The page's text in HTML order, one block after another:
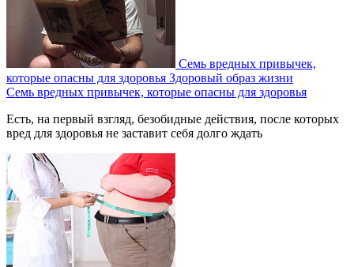
Семь вредных привычек,
которые опасны для здоровья Здоровый образ жизни
Семь вредных привычек, которые опасны для здоровья
Есть, на первый взгляд, безобидные действия, после которых
вред для здоровья не заставит себя долго ждать